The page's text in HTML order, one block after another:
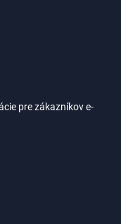
pre zákazníkov e-